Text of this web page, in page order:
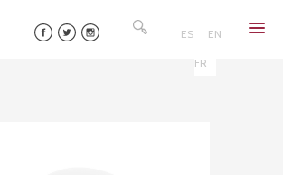
to
ES EN
FR